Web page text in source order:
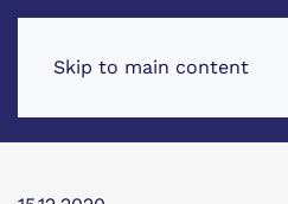
Skip to main content